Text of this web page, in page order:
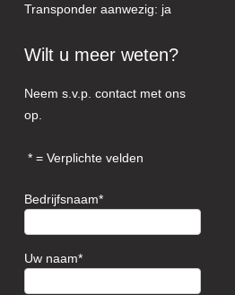
Transponder aanwezig: ja
Wilt u meer weten?
Neem s.v.p. contact met ons
op.
= Verplichte velden
Bedrijfsnaam
Uw naam